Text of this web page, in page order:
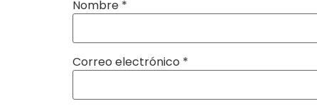
Nombre *
Correo electrónico *